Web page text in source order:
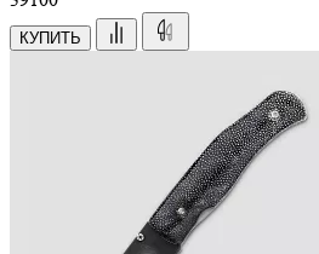
КУПИТЬ